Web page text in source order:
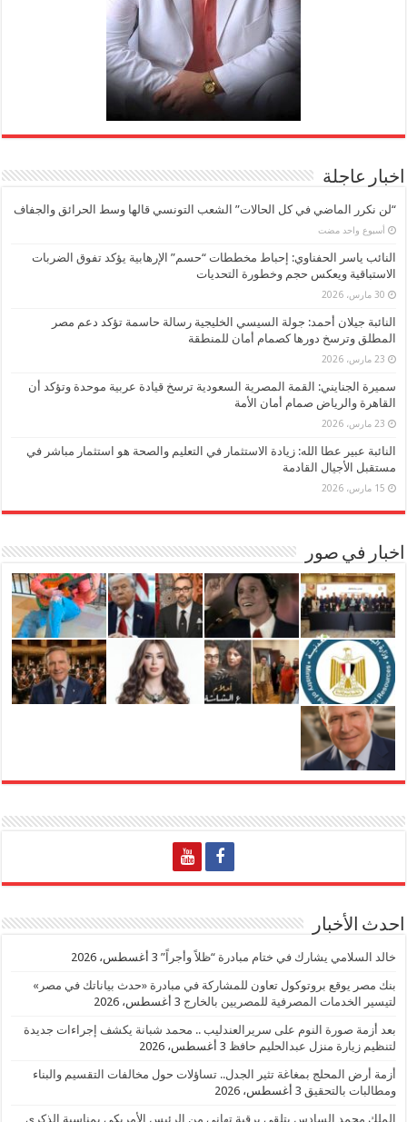
اخبار عاجلة
“لن نكرر الماضي في كل الحالات” الشعب التونسي قالها وسط الحرائق والجفاف
‏أسبوع واحد مضت
النائب ياسر الحفناوي: إحباط مخططات “حسم” الإرهابية يؤكد تفوق الضربات
الاستباقية ويعكس حجم وخطورة التحديات
30 مارس، 2026
النائبة جيلان أحمد: جولة السيسي الخليجية رسالة حاسمة تؤكد دعم مصر
المطلق وترسخ دورها كصمام أمان للمنطقة
23 مارس، 2026
سميرة الجنايني: القمة المصرية السعودية ترسخ قيادة عربية موحدة وتؤكد أن
القاهرة والرياض صمام أمان الأمة
23 مارس، 2026
النائبة عبير عطا الله: زيادة الاستثمار في التعليم والصحة هو استثمار مباشر في
مستقبل الأجيال القادمة
15 مارس، 2026
اخبار في صور
احدث الأخبار
خالد السلامي يشارك في ختام مبادرة “ظلاً وأجراً” 3 أغسطس، 2026
بنك مصر يوقع بروتوكول تعاون للمشاركة في مبادرة «حدث بياناتك في مصر»
لتيسير الخدمات المصرفية للمصريين بالخارج 3 أغسطس، 2026
بعد أزمة صورة النوم على سريرالعندليب .. محمد شبانة يكشف إجراءات جديدة
لتنظيم زيارة منزل عبدالحليم حافظ 3 أغسطس، 2026
أزمة أرض المحلج بمغاغة تثير الجدل.. تساؤلات حول مخالفات التقسيم والبناء
ومطالبات بالتحقيق 3 أغسطس، 2026
الملك محمد السادس يتلقي برقية تهاني من الرئيس الأمريكي بمناسبة الذكرى